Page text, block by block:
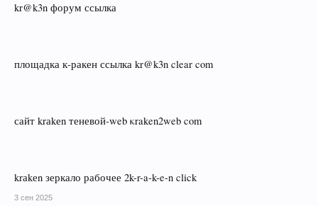
kr@k3n форум ссылка
площадка к‑ракен ссылка kr@k3n clear com
сайт krаkеn теневой‑web κraken2web com
krаkеn зеркало рабочее 2k-r-a-k-e-n click
3 сен 2025